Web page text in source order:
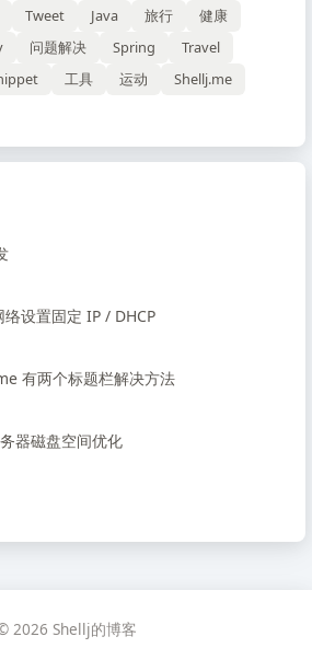
Tweet Java 旅行
健康
问题解决 Spring
Travel
工具 运动
Shellj.me
设置固定 IP / DHCP
有两个标题栏解决方法
器磁盘空间优化
2026 Shellj的博客